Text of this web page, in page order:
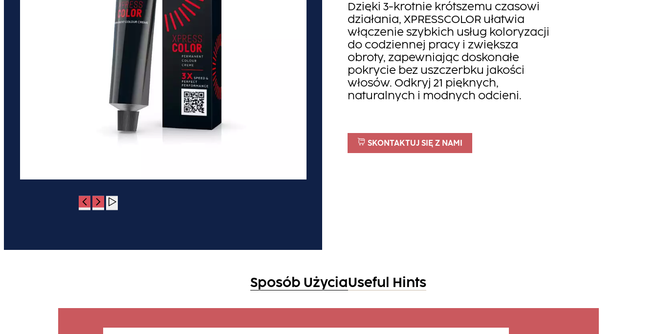
Dzięki 3-krotnie krótszemu czasowi
działania, XPRESSCOLOR ułatwia
włączenie szybkich usług koloryzacji
do codziennej pracy i zwiększa
obroty, zapewniając doskonałe
pokrycie bez uszczerbku jakości
włosów. Odkryj 21 pięknych,
naturalnych i modnych odcieni.
SKONTAKTUJ SIĘ Z NAMI
Sposób UżyciaUseful Hints